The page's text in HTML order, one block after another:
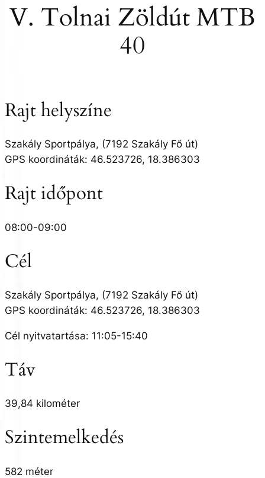
V. Tolnai Zöldút MTB
40
Rajt helyszíne
Szakály Sportpálya, (7192 Szakály Fő út)
GPS koordináták: 46.523726, 18.386303
Rajt időpont
08:00-09:00
Cél
Szakály Sportpálya, (7192 Szakály Fő út)
GPS koordináták: 46.523726, 18.386303
Cél nyitvatartása: 11:05-15:40
Táv
39,84 kilométer
Szintemelkedés
582 méter